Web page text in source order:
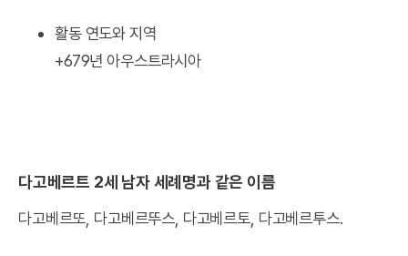
활동 연도와 지역
+679년 아우스트라시아
다고베르트 2세 남자 세례명과 같은 이름
다고베르또, 다고베르뚜스, 다고베르토, 다고베르투스.